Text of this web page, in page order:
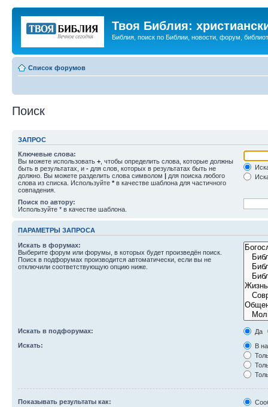
Твоя Библия:
Библия, поиск по Библии, новости, форум,
Список форумов
Поиск
ЗАПРОС
Ключевые слова:
Вы можете использовать + , чтобы определить слова, которые должны
быть в результатах, и - для слов, которых в результатах быть не
должно. Вы можете разделить слова символом | для поиска любого
слова из списка. Используйте * в качестве шаблона для частичного
совпадения.
Поиск по автору:
Используйте * в качестве шаблона.
ПАРАМЕТРЫ ЗАПРОСА
Искать в форумах:
Выберите форум или форумы, в которых будет произведён поиск.
Поиск в подфорумах производится автоматически, если вы не
отключили соответствующую опцию ниже.
Искать в подфорумах:
Да
Искать:
В
Показывать результаты как: